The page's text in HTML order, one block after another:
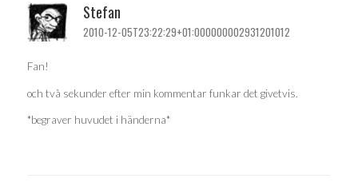
Stefan
2010-12-05T23:22:29+01:000000002931201012
Fan!
och två sekunder efter min kommentar funkar det givetvis.
*begraver huvudet i händerna*